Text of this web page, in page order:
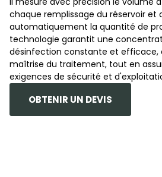
chaque remplissage du réservoir et
automatiquement la quantité de
technologie garantit une
désinfection constante et efficace,
maîtrise du traitement, tout en
exigences de sécurité et
OBTENIR UN DEVIS